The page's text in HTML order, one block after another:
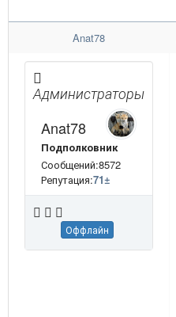
Anat78
Администраторы
Anat78
Подполковник
Сообщений:8572
Репутация:71±
Оффлайн